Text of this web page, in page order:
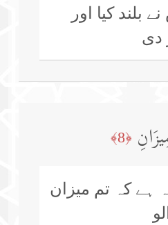
بلند کیا اور
دی
﴿8﴾
ہے کہ تم میزان